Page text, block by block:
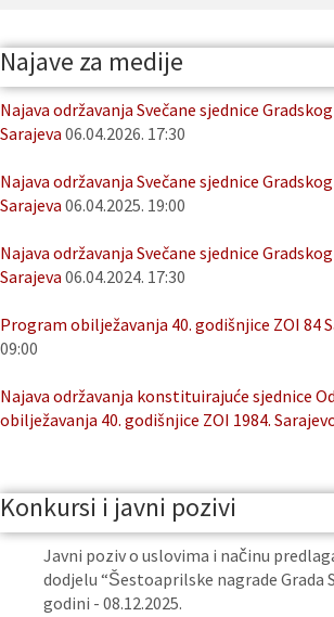
Najave za medije
Najava održavanja Svečane sjednice
Sarajeva 06.04.2026. 17:30
Najava održavanja Svečane sjednice
Sarajeva 06.04.2025. 19:00
Najava održavanja Svečane sjednice
Sarajeva 06.04.2024. 17:30
Program obilježavanja 40. godišnjice ZOI 84
09:00
Najava održavanja konstituirajuće sjednice
obilježavanja 40. godišnjice ZOI 1984.
Konkursi i javni pozivi
Javni poziv o uslovima i načinu
dodjelu “Šestoaprilske nagrade Grada
godini - 08.12.2025.